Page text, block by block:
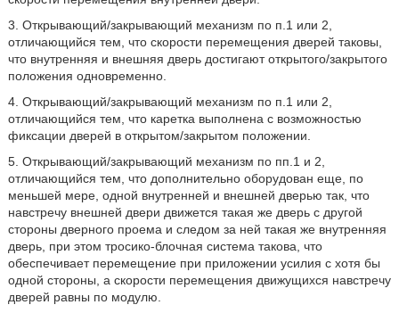
3. Открывающий/закрывающий механизм по п.1 или 2,
отличающийся тем, что скорости перемещения дверей таковы,
что внутренняя и внешняя дверь достигают открытого/закрытого
положения одновременно.
4. Открывающий/закрывающий механизм по п.1 или 2,
отличающийся тем, что каретка выполнена с возможностью
фиксации дверей в открытом/закрытом положении.
5. Открывающий/закрывающий механизм по пп.1 и 2,
отличающийся тем, что дополнительно оборудован еще, по
меньшей мере, одной внутренней и внешней дверью так, что
навстречу внешней двери движется такая же дверь с другой
стороны дверного проема и следом за ней такая же внутренняя
дверь, при этом тросико-блочная система такова, что
обеспечивает перемещение при приложении усилия с хотя бы
одной стороны, а скорости перемещения движущихся навстречу
дверей равны по модулю.